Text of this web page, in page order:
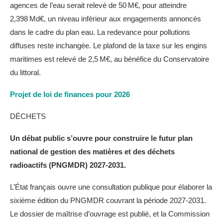
agences de l’eau serait relevé de 50 M€, pour atteindre
2,398 Md€, un niveau inférieur aux engagements annoncés
dans le cadre du plan eau. La redevance pour pollutions
diffuses reste inchangée. Le plafond de la taxe sur les engins
maritimes est relevé de 2,5 M€, au bénéfice du Conservatoire
du littoral.
Projet de loi de finances pour 2026
DÉCHETS
Un débat public s’ouvre pour construire le futur plan
national de gestion des matières et des déchets
radioactifs (PNGMDR) 2027-2031.
L’État français ouvre une consultation publique pour élaborer la
sixième édition du PNGMDR couvrant la période 2027‑2031.
Le dossier de maîtrise d’ouvrage est publié, et la Commission